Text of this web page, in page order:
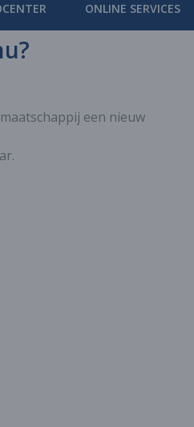
ONLINE SERVICES
een nieuw